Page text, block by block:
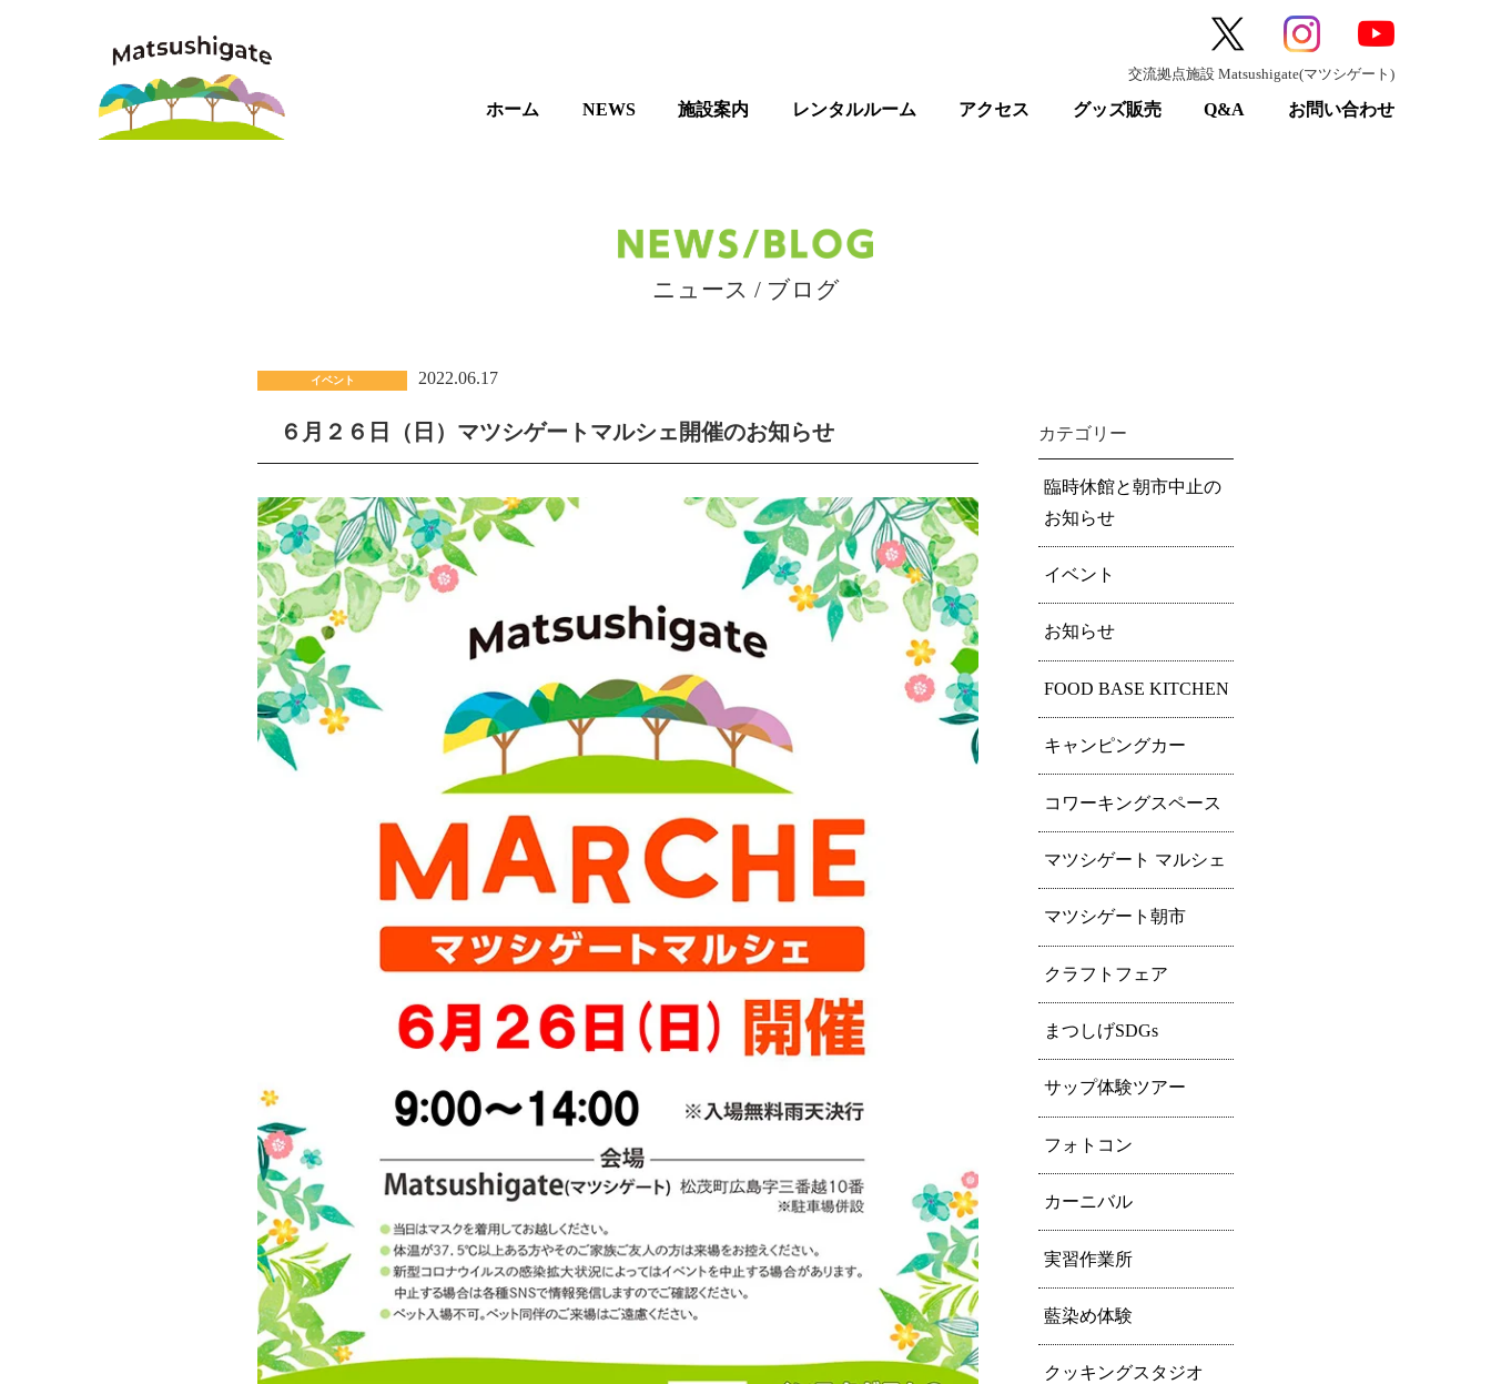
交流拠点施設 Matsushigate(マツシゲート)
ホーム NEWS 施設案内 レンタルルーム アクセス グッズ販売 Q&A お問い合わせ
ニュース / ブログ
イベント 2022.06.17
６月２６日（日）マツシゲートマルシェ開催のお知らせ カテゴリー
臨時休館と朝市中止の
お知らせ
イベント
お知らせ
FOOD BASE KITCHEN
キャンピングカー
コワーキングスペース
マツシゲート マルシェ
マツシゲート朝市
クラフトフェア
まつしげSDGs
サップ体験ツアー
フォトコン
カーニバル
実習作業所
藍染め体験
クッキングスタジオ